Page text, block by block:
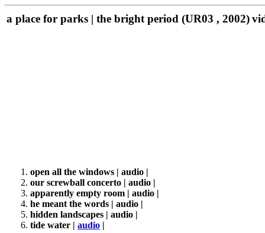
a place for parks | the bright period (UR03 , 2002)
open all the windows | audio |
our screwball concerto | audio |
apparently empty room | audio |
he meant the words | audio |
hidden landscapes | audio |
tide water | audio |